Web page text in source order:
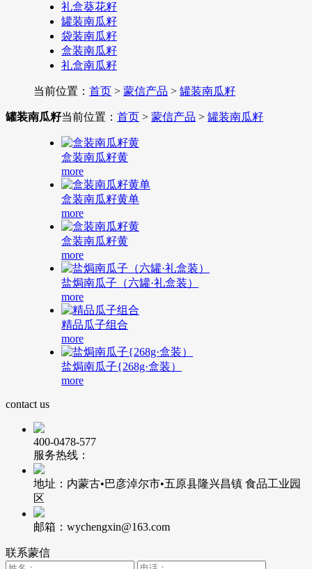
礼盒葵花籽
罐装南瓜籽
袋装南瓜籽
盒装南瓜籽
礼盒南瓜籽
当前位置： 首页 > 蒙信产品 > 罐装南瓜籽
罐装南瓜籽当前位置： 首页 > 蒙信产品 > 罐装南瓜籽
盒装南瓜籽黄
more
盒装南瓜籽黄单
more
盒装南瓜籽黄
more
盐焗南瓜子（六罐·礼盒装）
more
精品瓜子组合
more
盐焗南瓜子{268g·盒装）
more
contact us
400-0478-577
服务热线：
地址：内蒙古•巴彦淖尔市•五原县隆兴昌镇 食品工业园
区
邮箱：wychengxin@163.com
联系蒙信